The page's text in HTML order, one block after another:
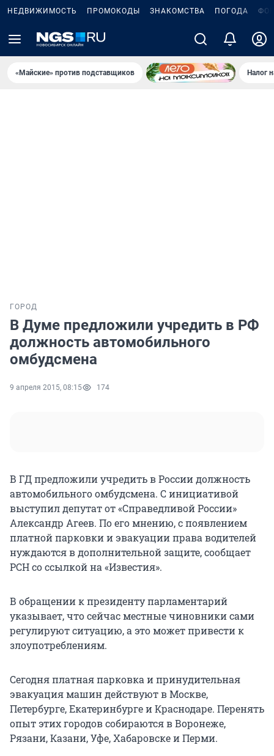
НЕДВИЖИМОСТЬ ПРОМОКОДЫ ЗНАКОМСТВА ПОГОДА
«Майские» против подставщиков Налог
ГОРОД
В Думе предложили учредить в РФ
должность автомобильного
омбудсмена
9 апреля 2015, 08:15 174
В ГД предложили учредить в России должность
автомобильного омбудсмена. С инициативой
выступил депутат от «Справедливой России»
Александр Агеев. По его мнению, с появлением
платной парковки и эвакуации права водителей
нуждаются в дополнительной защите, сообщает
РСН со ссылкой на «Известия».
В обращении к президенту парламентарий
указывает, что сейчас местные чиновники сами
регулируют ситуацию, а это может привести к
злоупотреблениям.
Сегодня платная парковка и принудительная
эвакуация машин действуют в Москве,
Петербурге, Екатеринбурге и Краснодаре. Перенять
опыт этих городов собираются в Воронеже,
Рязани, Казани, Уфе, Хабаровске и Перми.